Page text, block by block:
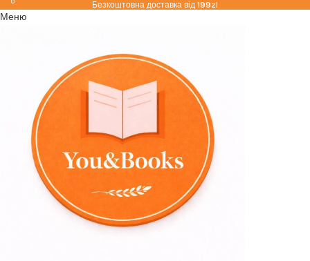
Безкоштовна доставка від 199zl
Меню
0